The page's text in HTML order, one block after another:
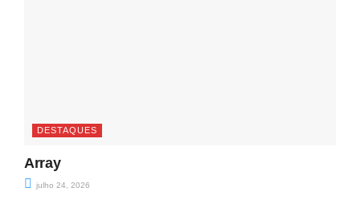
DESTAQUES
Array
julho 24, 2026